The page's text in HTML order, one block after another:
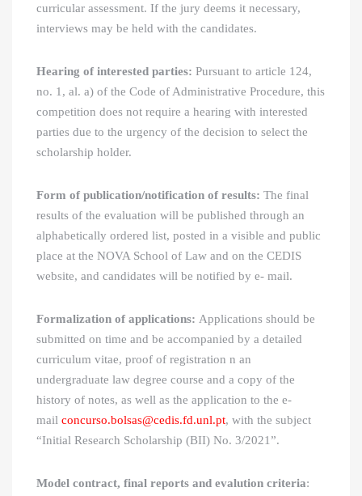
curricular assessment. If the jury deems it necessary,
interviews may be held with the candidates.
Hearing of interested parties: Pursuant to article 124,
no. 1, al. a) of the Code of Administrative Procedure, this
competition does not require a hearing with interested
parties due to the urgency of the decision to select the
scholarship holder.
Form of publication/notification of results: The final
results of the evaluation will be published through an
alphabetically ordered list, posted in a visible and public
place at the NOVA School of Law and on the CEDIS
website, and candidates will be notified by e- mail.
Formalization of applications: Applications should be
submitted on time and be accompanied by a detailed
curriculum vitae, proof of registration n an
undergraduate law degree course and a copy of the
history of notes, as well as the application to the e-
mail concurso.bolsas@cedis.fd.unl.pt, with the subject
“Initial Research Scholarship (BII) No. 3/2021”.
Model contract, final reports and evalution criteria: